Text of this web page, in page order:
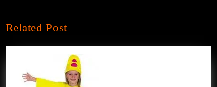
post:
Related Post